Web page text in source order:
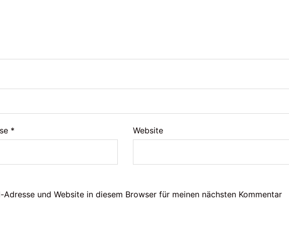
* Website
Adresse und Website in diesem Browser für meinen nächsten Kommentar